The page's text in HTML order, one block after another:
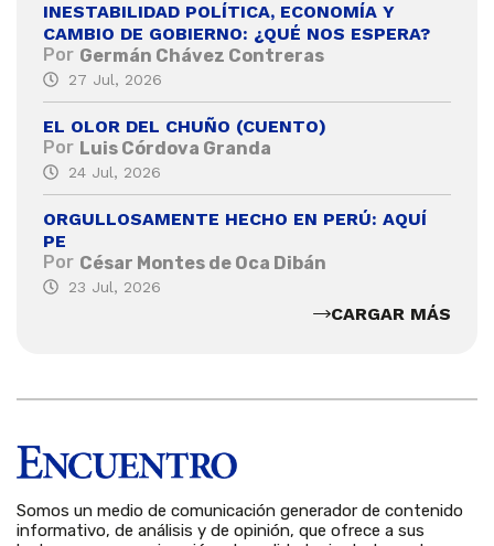
INESTABILIDAD POLÍTICA, ECONOMÍA Y
CAMBIO DE GOBIERNO: ¿QUÉ NOS ESPERA?
Por Germán Chávez Contreras
27 Jul, 2026
EL OLOR DEL CHUÑO (CUENTO)
Por Luis Córdova Granda
24 Jul, 2026
ORGULLOSAMENTE HECHO EN PERÚ: AQUÍ
PE
Por César Montes de Oca Dibán
23 Jul, 2026
CARGAR MÁS
Somos un medio de comunicación generador de contenido
informativo, de análisis y de opinión, que ofrece a sus